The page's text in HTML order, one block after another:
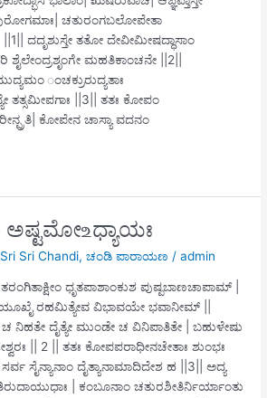
ಚತುರಂಗಬಲೋಪೇತಾ
ದದೃಶುಸ್ತೇ ತತೋ ದೇವೀಮೀಷದ್ಧಾಸಾಂ
ಮಹತಿಕಾಂಚನೇ ||2||
ಂಚಕ್ರುರುದ್ಯತಾಃ
ತತ್ಸಮೀಪಗಾಃ ||3|| ತತಃ ಕೋಪಂ
ಕೋಪೇನ ಚಾಸ್ಯಾ ವದನಂ
ಅಷ್ಟಮೋ ‌உಧ್ಯಾಯಃ
Sri Sri Chandi,ಚಂಡಿ ಪಾರಾಯಣ /admin
ಧೃತಪಾಶಾಂಕುಶ ಪುಷ್ಪಬಾಣಚಾಪಾಮ್ |
ರಹಮಿತ್ಯೇವ ವಿಭಾವಯೇ ಭವಾನೀಮ್ ||
ದೈತ್ಯೇ ಮುಂಡೇ ಚ ವಿನಿಪಾತಿತೇ | ಬಹುಳೇಷು
|| 2 || ತತಃ ಕೋಪಪರಾಧೀನಚೇತಾಃ ಶುಂಭಃ
ಸೈನ್ಯಾನಾಂ ದೈತ್ಯಾನಾಮಾದಿದೇಶ ಹ ||3|| ಅದ್ಯ
| ಕಂಬೂನಾಂ ಚತುರಶೀತಿರ್ನಿರ್ಯಾಂತು